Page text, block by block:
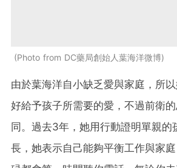
Photo from DC藥局創始人葉海洋微博
由於葉海洋自小缺乏愛與家庭，所
好給予孩子所需要的愛，不過前衛
同。過去3年，她用行動證明單親的
長，她表示自己能夠平衡工作與家